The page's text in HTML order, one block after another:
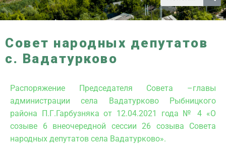
Совет народных депутатов
с. Вадатурково
Распоряжение Председателя Совета –главы
администрации села Вадатурково Рыбницкого
района П.Г.Гарбузняка от 12.04.2021 года № 4 «О
созыве 6 внеочередной сессии 26 созыва Совета
народных депутатов села Вадатурково».